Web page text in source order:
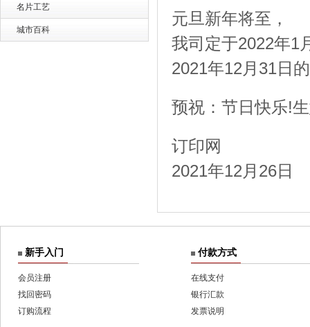
名片工艺
城市百科
元旦新年将至，
我司定于2022年1
2021年12月31日
预祝：节日快乐!
订印网
2021年12月26日
新手入门
会员注册
找回密码
订购流程
付款方式
在线支付
银行汇款
发票说明